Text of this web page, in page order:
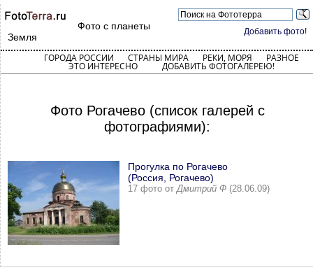
Добавить фото!
Фото с планеты
Земля
ГОРОДА РОССИИ СТРАНЫ МИРА РЕКИ, МОРЯ РАЗНОЕ
ЭТО ИНТЕРЕСНО ДОБАВИТЬ ФОТОГАЛЕРЕЮ!
Фото Рогачево (список галерей с
фотографиями):
Прогулка по Рогачево
(Россия, Рогачево)
17 фото отДмитрий Ф (28.06.09)